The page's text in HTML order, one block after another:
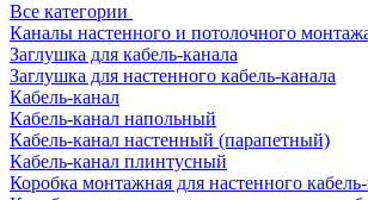
Все категории
Каналы настенного и потолочного
Заглушка для кабель-канала
Заглушка для настенного кабель-канала
Кабель-канал
Кабель-канал напольный
Кабель-канал настенный (парапетный)
Кабель-канал плинтусный
Коробка монтажная для настенного